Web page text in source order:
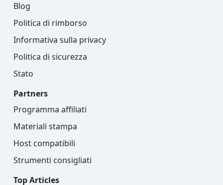
Blog
Politica di rimborso
Informativa sulla privacy
Politica di sicurezza
Stato
Partners
Programma affiliati
Materiali stampa
Host compatibili
Strumenti consigliati
Top Articles